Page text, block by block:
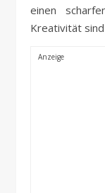
einen
Kreativität